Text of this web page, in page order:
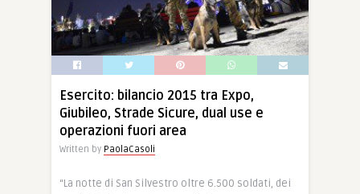
Esercito: bilancio 2015 tra Expo,
Giubileo, Strade Sicure, dual use e
operazioni fuori area
Written by PaolaCasoli
“La notte di San Silvestro oltre 6.500 soldati, dei